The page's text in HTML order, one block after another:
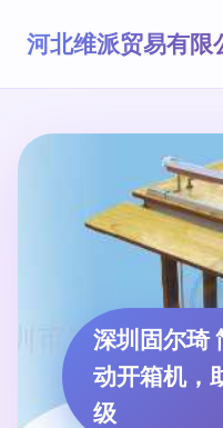
河北维派贸易有限
深圳固尔琦
动开箱机，
级